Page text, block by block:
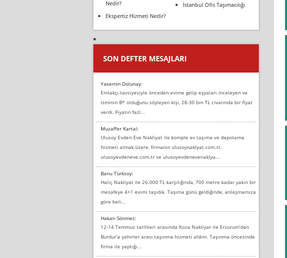
Nedir?
İstanbul Ofis Taşımacılığı
Ekspertiz Hizmeti Nedir?
SON DEFTER MESAJLARI
Yasemin Dolunay:
Emlakçı tavsiyesiyle önceden evime gelip eşyaları inceleyen ve
isminin B* olduğunu söyleyen kişi, 28-30 bin TL civarında bir fiyat
verdi. Fiyatın fazl...
Muzaffer Kartal:
Ulusoy Evden Eve Nakliyat ile komple ev taşıma ve depolama
hizmeti almak üzere, firmanın ulusoynaklyat.com.tr,
ulusoyevdeneve.com.tr ve ulusoyevdenevenaklya...
Banu Türksoy:
Haliç Nakliyat ile 26.000 TL karşılığında, 700 metre kadar yakın bir
mesafeye 4+1 evimi taşıdık. Taşıma günü geldiğinde, anlaşmamıza
göre beli...
Hakan Sönmez:
12-14 Temmuz tarihleri arasında Koza Nakliyat ile Erzurum’dan
Burdur’a şehirler arası taşınma hizmeti aldım. Taşınma öncesinde
firma ile yaptığı...